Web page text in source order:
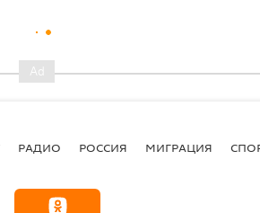
РАДИО РОССИЯ МИГРАЦИЯ